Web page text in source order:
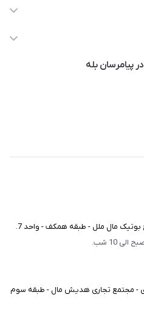
پیامرسان بله
بوتیک مال ملل - طبقه همکف - واحد 7.
- مجتمع تجاری هدیش مال - طبقه سوم